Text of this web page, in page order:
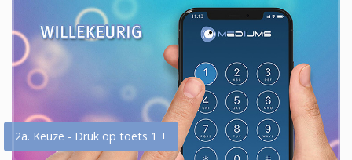
2a. Keuze - Druk op toets 1 +